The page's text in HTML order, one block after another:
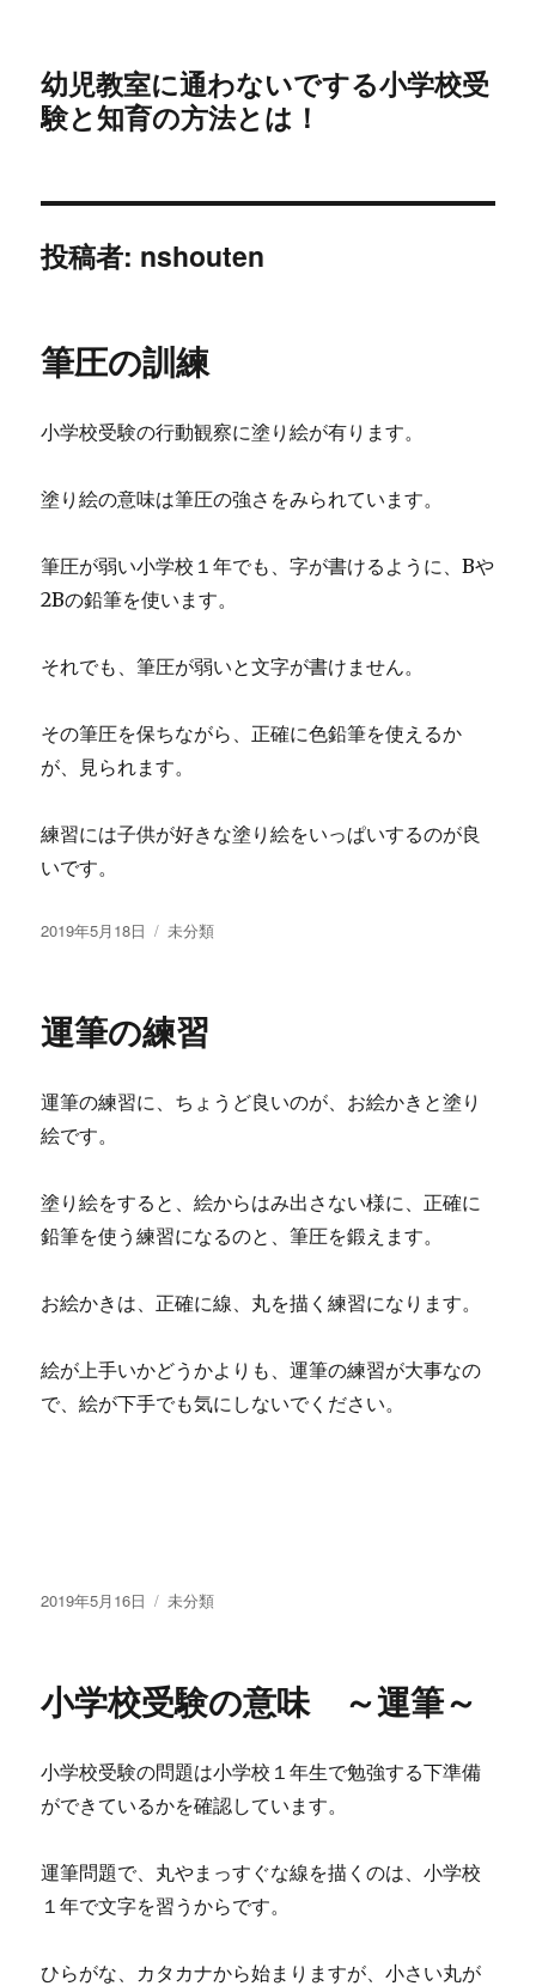
幼児教室に通わないでする小学校受
験と知育の方法とは！
投稿者: nshouten
筆圧の訓練
小学校受験の行動観察に塗り絵が有ります。
塗り絵の意味は筆圧の強さをみられています。
筆圧が弱い小学校１年でも、字が書けるように、Bや
2Bの鉛筆を使います。
それでも、筆圧が弱いと文字が書けません。
その筆圧を保ちながら、正確に色鉛筆を使えるか
が、見られます。
練習には子供が好きな塗り絵をいっぱいするのが良
いです。
投
2019年5月18日
カ
ー
未分類
運筆の練習
運筆の練習に、ちょうど良いのが、お絵かきと塗り
絵です。
塗り絵をすると、絵からはみ出さない様に、正確に
鉛筆を使う練習になるのと、筆圧を鍛えます。
お絵かきは、正確に線、丸を描く練習になります。
絵が上手いかどうかよりも、運筆の練習が大事なの
で、絵が下手でも気にしないでください。
投
2019年5月16日
カ
ー
未分類
小学校受験の意味 ～運筆～
小学校受験の問題は小学校１年生で勉強する下準備
ができているかを確認しています。
運筆問題で、丸やまっすぐな線を描くのは、小学校
１年で文字を習うからです。
ひらがな、カタカナから始まりますが、小さい丸が